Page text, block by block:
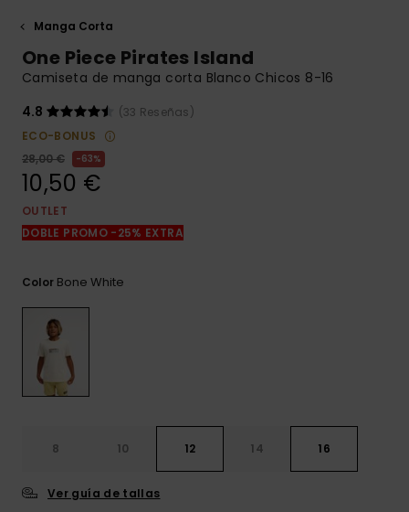
conversación
respuestas a
las preguntas
contacto.
Manga Corta
One Piece Pirates Island
Camiseta de manga corta Blanco Chicos 8-16
4.8
(33 Reseñas)
ECO-BONUS
28,00 €
63%
10,50 €
OUTLET
DOBLE PROMO -25% EXTRA
Color Bone White
8 10 12 14 16
Ver guía de tallas